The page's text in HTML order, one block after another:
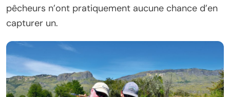
pêcheurs n’ont pratiquement aucune chance d’en
capturer un.